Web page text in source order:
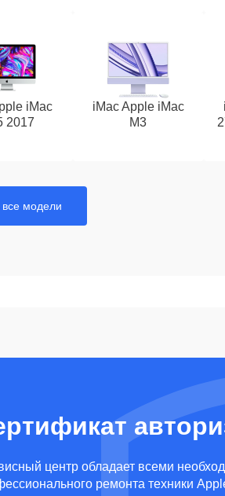
iMac
2017
iMac Apple iMac
M3
все модели
центр обладает всеми
ремонта техники